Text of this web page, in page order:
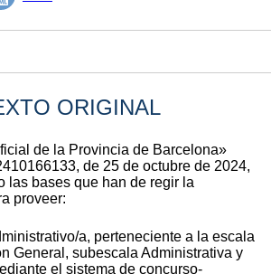
ORIGINAL
de la Provincia de Barcelona»
de 25 de octubre de 2024,
las bases que han de regir la
proveer:
a, perteneciente a la escala
General, subescala Administrativa y
el sistema de concurso-